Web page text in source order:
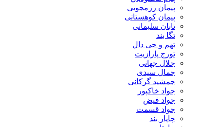
پیمان رزمجویی
پیمان کوهستانی
تابان سلیمانی
تگا بند
تهم و جی دال
تورج پارازیت
جلال جهانی
جمال سیدی
جمشید گرکانی
جواد خاکپور
جواد فیض
جواد قسمت
چاپار بند